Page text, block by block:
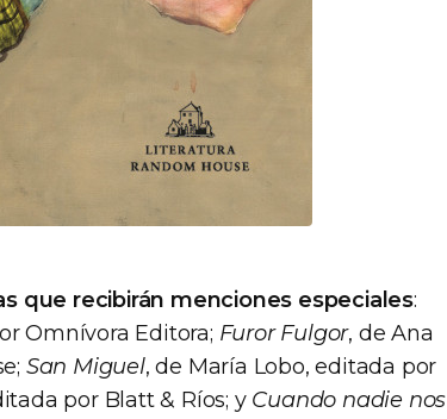
que recibirán menciones especiales:
Omnívora Editora; Furor Fulgor, de Ana
San Miguel, de María Lobo, editada por
por Blatt & Ríos; y Cuando nadie nos